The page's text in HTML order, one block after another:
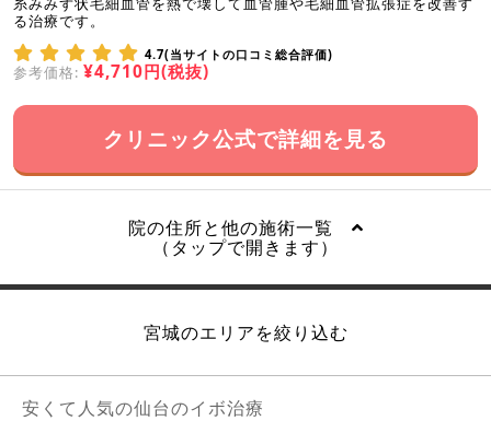
る治療です。
4.7(当サイトの口コミ総合評価)
参考価格: ¥4,710円(税抜)
クリニック公式で詳細を見る
院の住所と他の施術一覧
（タップで開きます）
宮城のエリアを絞り込む
安くて人気の仙台のイボ治療